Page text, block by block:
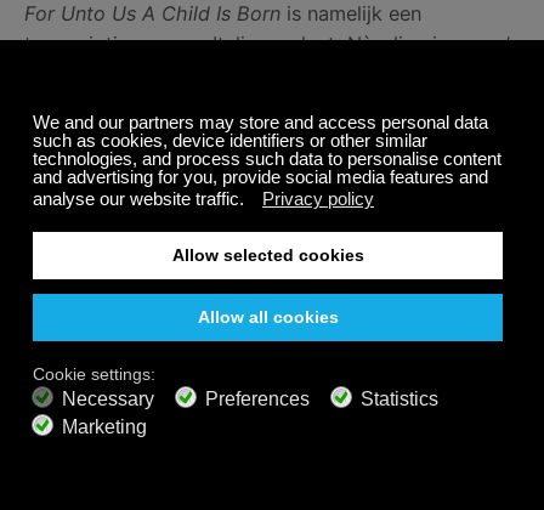
For Unto Us A Child Is Born is namelijk een
transcriptie van een Italiaans duet, Nò, di voi non vo’
8. O Come All Ye Faithful
Uitgevoerd door: Nathaniel Rosen, Alexander
Romanul, Arturo Delmoni & Katherine Murdock
Ook al wordt vaak betwist wie dit lied geschreven
is gelinkt aan iedereen van St. Bonaventure in de 13e
eeuw tot Koning John IV van Portugal in de 17e
eeuw.